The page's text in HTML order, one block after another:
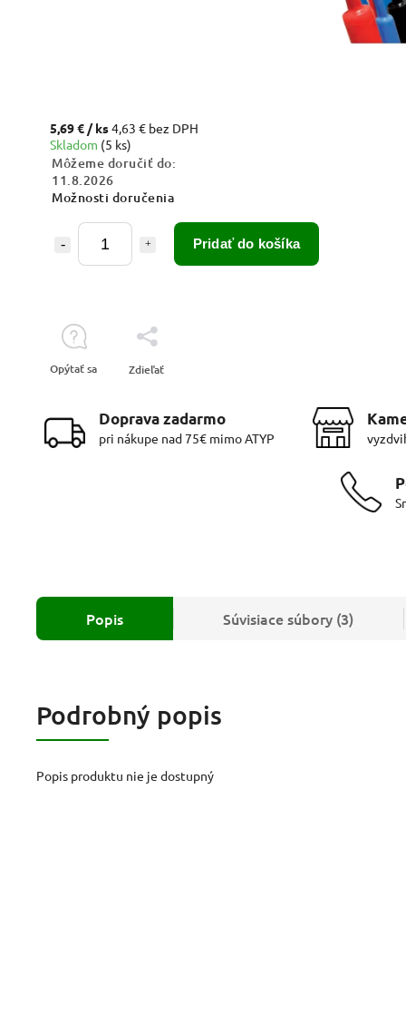
5,69 € / ks4,63 € bez DPH
Skladom (5 ks)
Môžeme doručiť do:
11.8.2026
Možnosti doručenia
Pridať do košíka
Opýtať sa Zdieľať
Doprava zadarmo
pri nákupe nad 75€ mimo ATYP
Popis Súvisiace súbory (3)
Podrobný popis
Popis produktu nie je dostupný